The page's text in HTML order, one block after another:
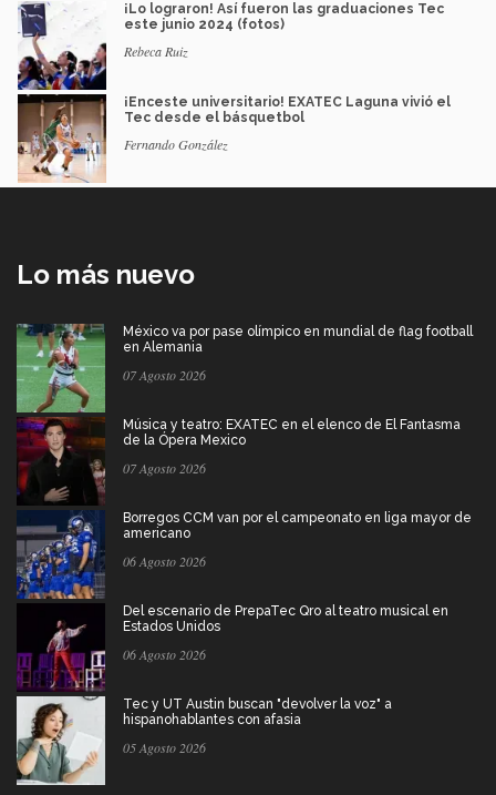
¡Lo lograron! Así fueron las graduaciones Tec
este junio 2024 (fotos)
Rebeca Ruiz
¡Enceste universitario! EXATEC Laguna vivió el
Tec desde el básquetbol
Fernando González
Lo más nuevo
México va por pase olímpico en mundial de flag football
en Alemania
07 Agosto 2026
Música y teatro: EXATEC en el elenco de El Fantasma
de la Ópera Mexico
07 Agosto 2026
Borregos CCM van por el campeonato en liga mayor de
americano
06 Agosto 2026
Del escenario de PrepaTec Qro al teatro musical en
Estados Unidos
06 Agosto 2026
Tec y UT Austin buscan "devolver la voz" a
hispanohablantes con afasia
05 Agosto 2026